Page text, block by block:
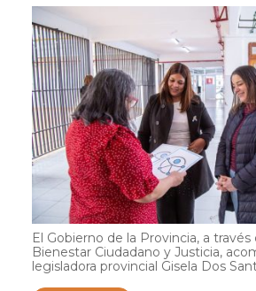
El Gobierno de la Provincia, a
Bienestar Ciudadano y Justicia,
legisladora provincial Gisela Dos